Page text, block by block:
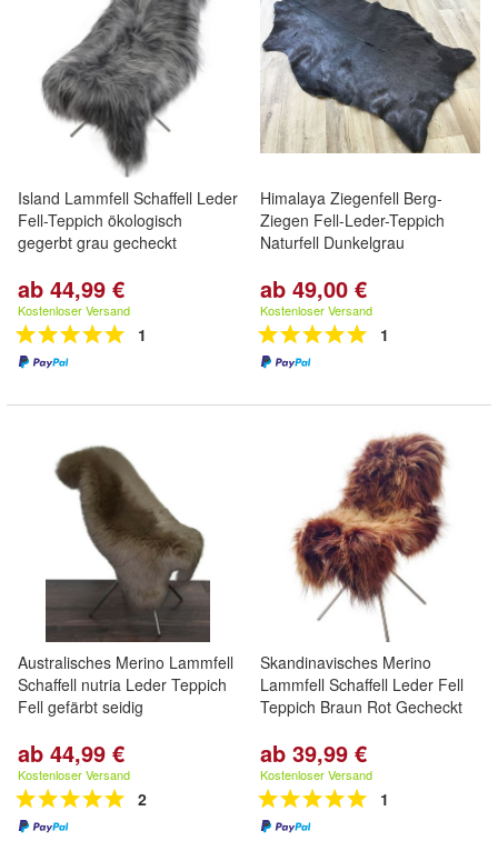
Island Lammfell Schaffell Leder
Fell-Teppich ökologisch
gegerbt grau gecheckt
ab 44,99 €
Kostenloser Versand
1
Himalaya Ziegenfell Berg-
Ziegen Fell-Leder-Teppich
Naturfell Dunkelgrau
ab 49,00 €
Kostenloser Versand
1
Australisches Merino Lammfell
Schaffell nutria Leder Teppich
Fell gefärbt seidig
ab 44,99 €
Kostenloser Versand
2
Skandinavisches Merino
Lammfell Schaffell Leder Fell
Teppich Braun Rot Gecheckt
ab 39,99 €
Kostenloser Versand
1